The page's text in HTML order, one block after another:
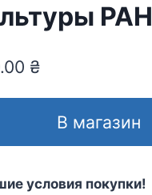
₴
В магазин
условия покупки!